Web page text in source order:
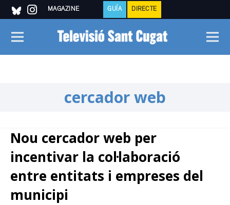
MAGAZINE GUÍA DIRECTE
cercador web
Nou cercador web per
incentivar la col·laboració
entre entitats i empreses del
municipi